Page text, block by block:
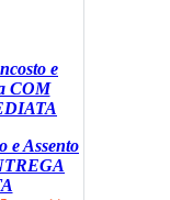
e Assento